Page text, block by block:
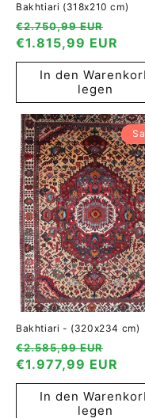
Bakhtiari (318x210 cm)
Normaler
Preis
€2.750,99 EUR
€1.815,99 EUR
In den
legen
Bakhtiari - (320x234 cm)
Normaler
Preis
€2.585,99 EUR
€1.977,99 EUR
In den
legen